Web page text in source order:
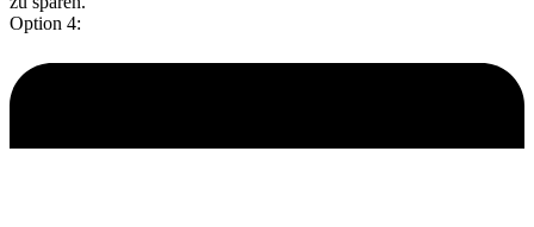
Option 4: